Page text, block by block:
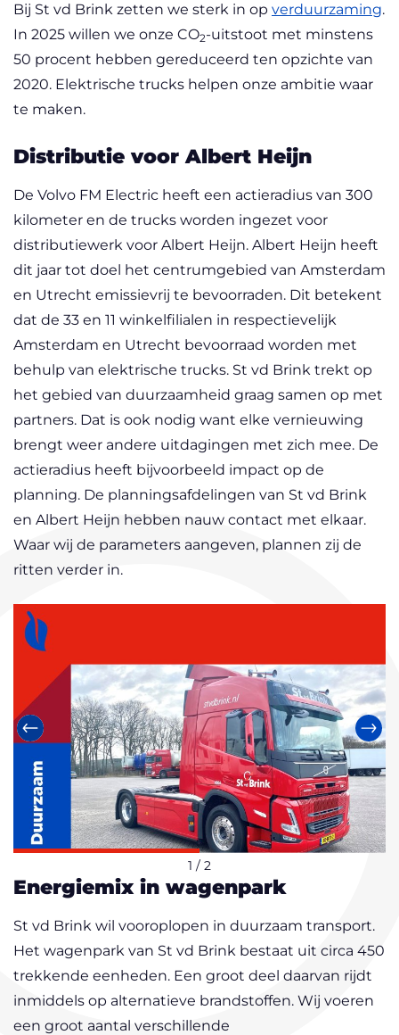
Bij St vd Brink zetten we sterk in op verduurzaming.
In 2025 willen we onze CO2-uitstoot met minstens
50 procent hebben gereduceerd ten opzichte van
2020. Elektrische trucks helpen onze ambitie waar
te maken.
Distributie voor Albert Heijn
De Volvo FM Electric heeft een actieradius van 300
kilometer en de trucks worden ingezet voor
distributiewerk voor Albert Heijn. Albert Heijn heeft
dit jaar tot doel het centrumgebied van Amsterdam
en Utrecht emissievrij te bevoorraden. Dit betekent
dat de 33 en 11 winkelfilialen in respectievelijk
Amsterdam en Utrecht bevoorraad worden met
behulp van elektrische trucks. St vd Brink trekt op
het gebied van duurzaamheid graag samen op met
partners. Dat is ook nodig want elke vernieuwing
brengt weer andere uitdagingen met zich mee. De
actieradius heeft bijvoorbeeld impact op de
planning. De planningsafdelingen van St vd Brink
en Albert Heijn hebben nauw contact met elkaar.
Waar wij de parameters aangeven, plannen zij de
ritten verder in.
Vorige
1 / 2
Energiemix in wagenpark
St vd Brink wil vooroplopen in duurzaam transport.
Het wagenpark van St vd Brink bestaat uit circa 450
trekkende eenheden. Een groot deel daarvan rijdt
inmiddels op alternatieve brandstoffen. Wij voeren
een groot aantal verschillende